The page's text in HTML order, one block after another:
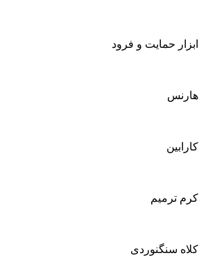
ابزار حمایت و فرود
هارنس
کارابین
کرم ترمیم
کلاه سنگنوردی